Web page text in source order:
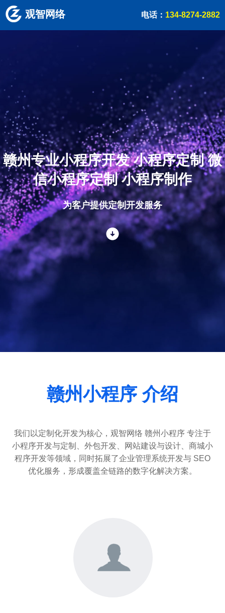
观智网络 134-8274-2882
电话：
赣州专业小程序开发 小程序定制 微
信小程序定制 小程序制作
为客户提供定制开发服务
赣州小程序 介绍
我们以定制化开发为核心，观智网络 赣州小程序 专注于
小程序开发与定制、外包开发、 网站建设与设计、 商城小
程序开发等领域，同时拓展了企业管理系统开发与 SEO
优化服务，形成覆盖全链路的数字化解决方案。